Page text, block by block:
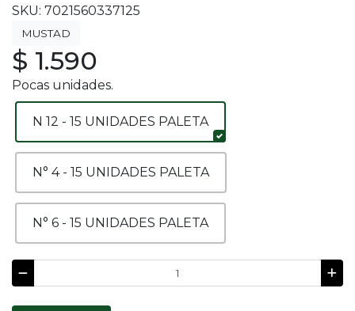
SKU: 7021560337125
MUSTAD
$ 1.590
Pocas unidades.
N 12 - 15 UNIDADES PALETA
N° 4 - 15 UNIDADES PALETA
N° 6 - 15 UNIDADES PALETA